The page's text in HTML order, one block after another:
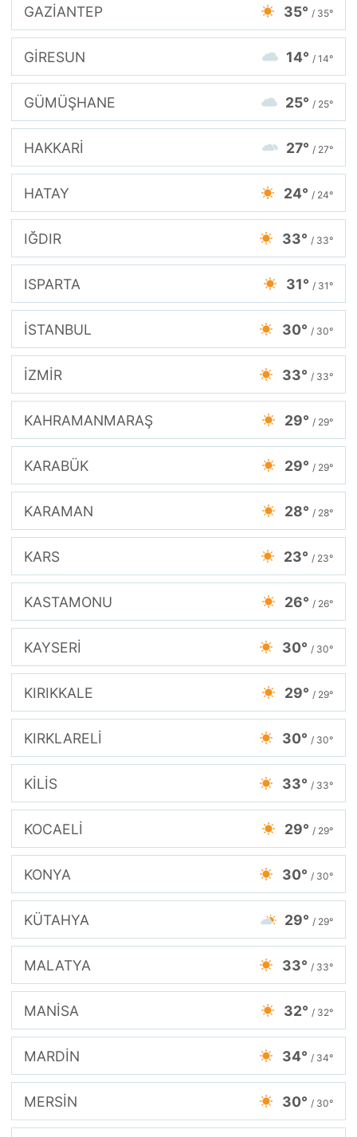
GAZİANTEP 35° / 35°
GİRESUN 14° / 14°
GÜMÜŞHANE 25° / 25°
HAKKARİ 27° / 27°
HATAY 24° / 24°
IĞDIR 33° / 33°
ISPARTA 31° / 31°
İSTANBUL 30° / 30°
İZMİR 33° / 33°
KAHRAMANMARAŞ 29° / 29°
KARABÜK 29° / 29°
KARAMAN 28° / 28°
KARS 23° / 23°
KASTAMONU 26° / 26°
KAYSERİ 30° / 30°
KIRIKKALE 29° / 29°
KIRKLARELİ 30° / 30°
KİLİS 33° / 33°
KOCAELİ 29° / 29°
KONYA 30° / 30°
KÜTAHYA 29° / 29°
MALATYA 33° / 33°
MANİSA 32° / 32°
MARDİN 34° / 34°
MERSİN 30° / 30°